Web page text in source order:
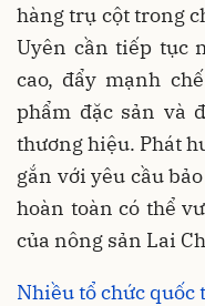
hàng trụ cột trong
Uyên cần tiếp tục
cao, đẩy mạnh
phẩm đặc sản và
thương hiệu. Phát
gắn với yêu cầu
hoàn toàn có thể
của nông sản Lai
Nhiều tổ chức